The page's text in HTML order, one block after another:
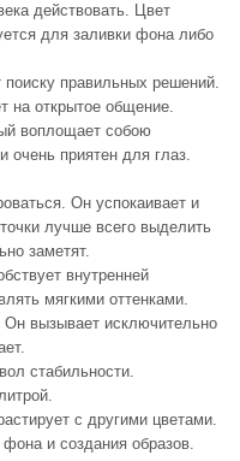
действовать. Цвет
для заливки фона либо
правильных решений.
на открытое общение.
воплощает собою
очень приятен для глаз.
Он успокаивает и
лучше всего выделить
заметят.
внутренней
мягкими оттенками.
вызывает исключительно
стабильности.
с другими цветами.
и создания образов.